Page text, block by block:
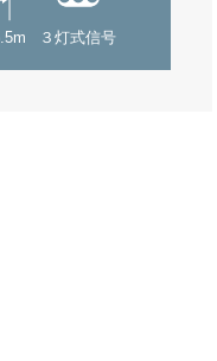
３灯式信号